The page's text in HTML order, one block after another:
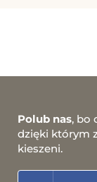
Polub nas, bo
dzięki którym
kieszeni.